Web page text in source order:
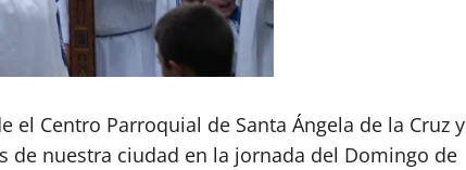
el Centro Parroquial de Santa Ángela de la Cruz y
de nuestra ciudad en la jornada del Domingo de